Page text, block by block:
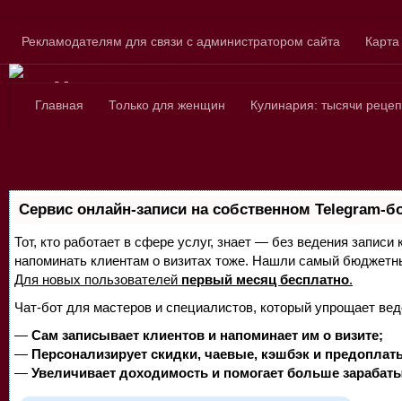
Рекламодателям для связи с администратором сайта
Сайт для
Главная Только для женщин Кулинария: тысячи
Сервис онлайн-записи на собственном Telegram-
Тот, кто работает в сфере услуг, знает — без ведения
напоминать клиентам о визитах тоже. Нашли самый
Для новых пользователей первый месяц бесплатно.
Чат-бот для мастеров и специалистов, который упрощает
— Сам записывает клиентов и напоминает им о визите;
— Персонализирует скидки, чаевые, кэшбэк и
— Увеличивает доходимость и помогает больше